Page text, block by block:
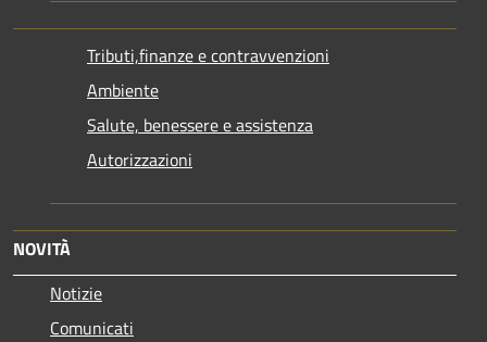
Tributi,finanze e contravvenzioni
Ambiente
Salute, benessere e assistenza
Autorizzazioni
NOVITÀ
Notizie
Comunicati